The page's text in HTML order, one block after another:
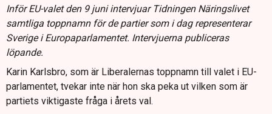
Inför EU-valet den 9 juni intervjuar Tidningen Näringslivet
samtliga toppnamn för de partier som i dag representerar
Sverige i Europaparlamentet. Intervjuerna publiceras
löpande.
Karin Karlsbro, som är Liberalernas toppnamn till valet i EU-
parlamentet, tvekar inte när hon ska peka ut vilken som är
partiets viktigaste fråga i årets val.